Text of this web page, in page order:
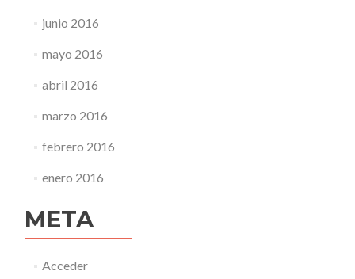
junio 2016
mayo 2016
abril 2016
marzo 2016
febrero 2016
enero 2016
META
Acceder